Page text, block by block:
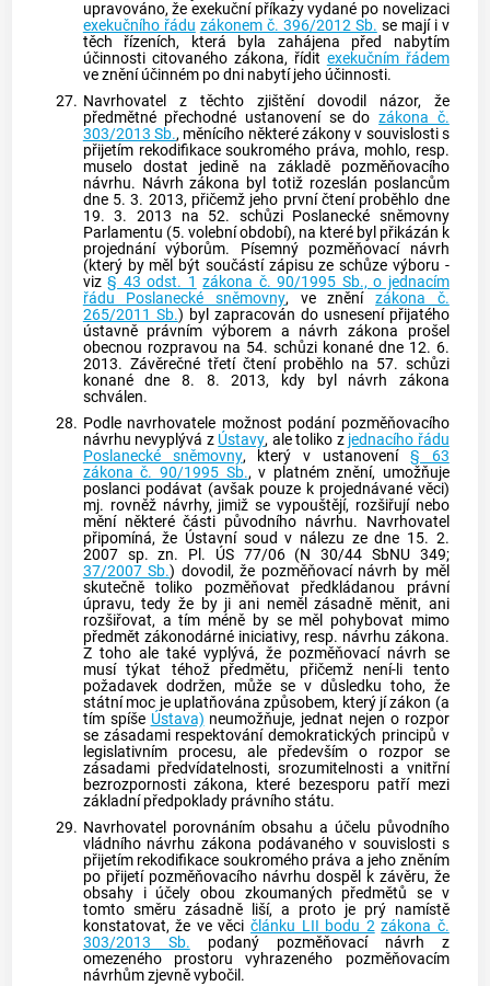
upravováno, žeexekuční příkazyvydané po novelizaci
exekučního řádu zákonem č. 396/2012 Sb. se mají i v
těch řízeních, která byla zahájena před nabytím
účinnosti citovaného zákona, řídit exekučním řádem
ve znění účinném po dni nabytí jeho účinnosti.
27. Navrhovatel z těchto zjištění dovodil názor, že
předmětné přechodné ustanovení se dozákona č.
303/2013 Sb., měnícího některé zákony v souvislosti s
přijetím rekodifikace soukromého práva, mohlo, resp.
muselo dostat jedině na základě pozměňovacího
návrhu. Návrh zákona byl totiž rozeslán poslancům
dne 5. 3. 2013, přičemž jeho první čtení proběhlo dne
19. 3. 2013 na 52. schůzi Poslanecké sněmovny
Parlamentu (5. volební období), na které byl přikázán k
projednání výborům. Písemný pozměňovací návrh
(který by měl být součástí zápisu ze schůze výboru -
viz§ 43 odst. 1 zákona č. 90/1995 Sb., o jednacím
řádu Poslanecké sněmovny, ve zněnízákona č.
265/2011 Sb.) byl zapracován do usnesení přijatého
ústavně právním výborem a návrh zákona prošel
obecnou rozpravou na 54. schůzi konané dne 12. 6.
2013. Závěrečné třetí čtení proběhlo na 57. schůzi
konané dne 8. 8. 2013, kdy byl návrh zákona
schválen.
28. Podle navrhovatele možnost podání pozměňovacího
návrhu nevyplývá z Ústavy, ale toliko z jednacího řádu
Poslanecké sněmovny, který v ustanovení § 63
zákona č. 90/1995 Sb., v platném znění, umožňuje
poslanci podávat (avšak pouze k projednávané věci)
mj. rovněž návrhy, jimiž se vypouštějí, rozšiřují nebo
mění některé části původního návrhu. Navrhovatel
připomíná, že Ústavní soud v nálezu ze dne 15. 2.
2007 sp. zn. Pl. ÚS 77/06 (N 30/44 SbNU 349;
37/2007 Sb.) dovodil, že pozměňovací návrh by měl
skutečně toliko pozměňovat předkládanou právní
úpravu, tedy že by ji ani neměl zásadně měnit, ani
rozšiřovat, a tím méně by se měl pohybovat mimo
předmět zákonodárné iniciativy, resp. návrhu zákona.
Z toho ale také vyplývá, že pozměňovací návrh se
musí týkat téhož předmětu, přičemž není-li tento
požadavek dodržen, může se v důsledku toho, že
státní moc je uplatňována způsobem, který jí zákon (a
tím spíše Ústava) neumožňuje, jednat nejen o rozpor
se zásadami respektování demokratických principů v
legislativním procesu, ale především o rozpor se
zásadami předvídatelnosti, srozumitelnosti a vnitřní
bezrozpornosti zákona, které bezesporu patří mezi
základní předpoklady právního státu.
29. Navrhovatel porovnáním obsahu a účelu původního
vládního návrhu zákona podávaného v souvislosti s
přijetím rekodifikace soukromého práva a jeho zněním
po přijetí pozměňovacího návrhu dospěl k závěru, že
obsahy i účely obou zkoumaných předmětů se v
tomto směru zásadně liší, a proto je prý namístě
konstatovat, že ve věcičlánku LII bodu 2 zákona č.
303/2013 Sb. podaný pozměňovací návrh z
omezeného prostoru vyhrazeného pozměňovacím
návrhům zjevně vybočil.